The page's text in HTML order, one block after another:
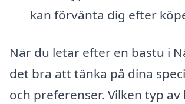
kan förvänta dig efter
När du letar efter en bastu i
det bra att tänka på dina
och preferenser. Vilken typ av